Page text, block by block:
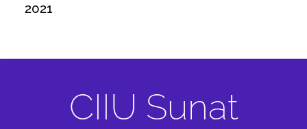
2021
CIIU Sunat